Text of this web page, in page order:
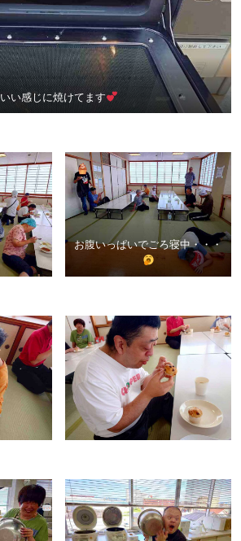
いい感じに焼けてます
お腹いっぱいでごろ寝中・・・